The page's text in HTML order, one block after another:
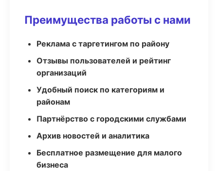
Преимущества работы с нами
Реклама с таргетингом по району
Отзывы пользователей и рейтинг
организаций
Удобный поиск по категориям и
районам
Партнёрство с городскими службами
Архив новостей и аналитика
Бесплатное размещение для малого
бизнеса